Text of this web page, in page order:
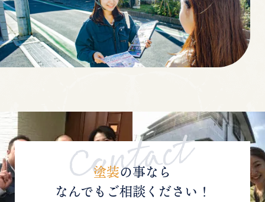
【工事工程】塗装工事の流れと日数ついて知り
たい！その疑問にお答え！
2020年10月15日
【外壁に膨れや剥がれ！】どうしたらいいの？
対処法と原因を解説！
2020年10月12日
【築何年目がいいの？】屋根・外壁塗り替えの
塗装の事なら
なんでもご相談ください！